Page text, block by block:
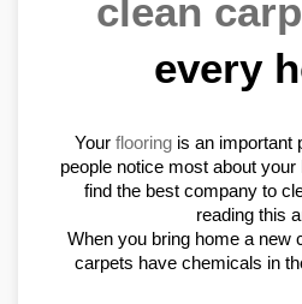
clean
every
Your flooring is an important
people notice most about
find the best company to
reading this
When you bring home a new
carpets have chemicals in